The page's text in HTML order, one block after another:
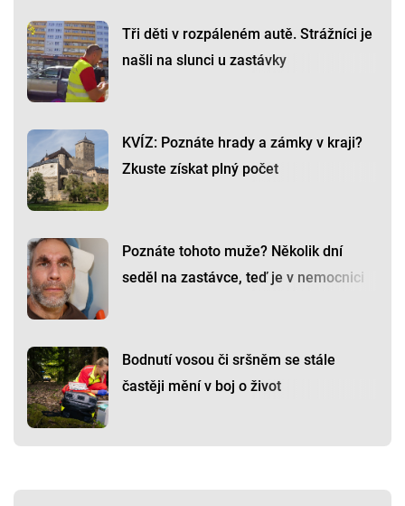
Tři děti v rozpáleném autě. Strážníci je
našli na slunci u zastávky
KVÍZ: Poznáte hrady a zámky v kraji?
Zkuste získat plný počet
Poznáte tohoto muže? Několik dní
seděl na zastávce, teď je v nemocnici
Bodnutí vosou či sršněm se stále
častěji mění v boj o život